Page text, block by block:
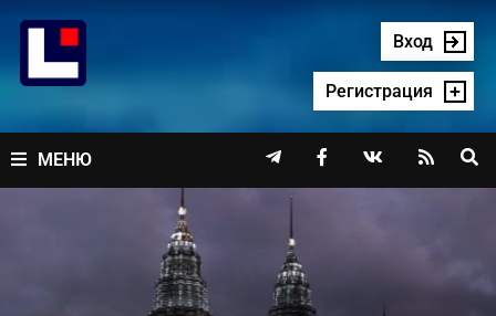
содержимому
Вход
Регистрация
МЕНЮ    